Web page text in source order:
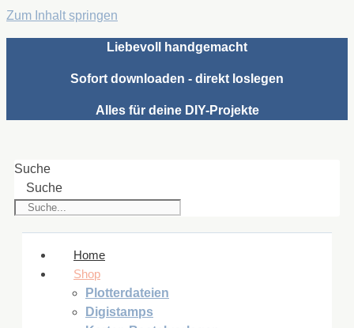
Zum Inhalt springen
Liebevoll handgemacht
Sofort downloaden - direkt loslegen
Alles für deine DIY-Projekte
Suche
Suche
Home
Shop
Plotterdateien
Digistamps